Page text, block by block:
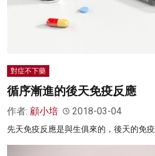
對症不下藥
循序漸進的後天免疫反應
作者: 顧小培 2018-03-04
先天免疫反應是與生俱來的，後天的免